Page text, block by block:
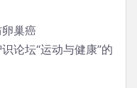
巢癌
论坛“运动与健康”的